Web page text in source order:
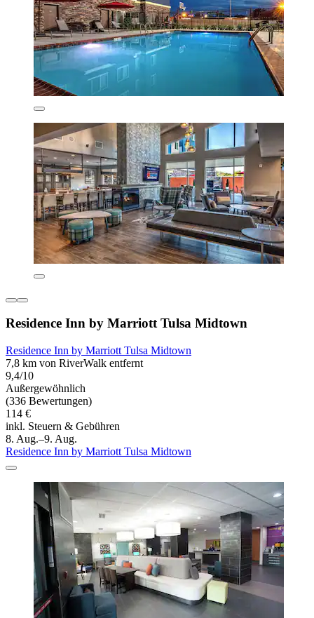
Residence Inn by Marriott Tulsa Midtown
Residence Inn by Marriott Tulsa Midtown
7,8 km von RiverWalk entfernt
9,4/10
Außergewöhnlich
(336 Bewertungen)
114 €
inkl. Steuern & Gebühren
8. Aug.–9. Aug.
Residence Inn by Marriott Tulsa Midtown